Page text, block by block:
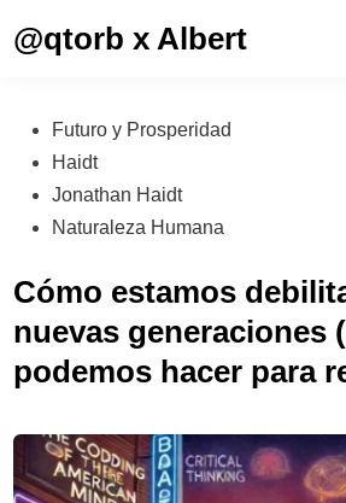
@qtorb x Albert
Publicado
en
Futuro y Prosperidad
Haidt
Jonathan Haidt
Naturaleza Humana
Cómo estamos
nuevas generaciones
podemos hacer para